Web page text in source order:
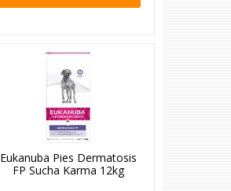
Eukanuba Pies Dermatosis
FP Sucha Karma 12kg